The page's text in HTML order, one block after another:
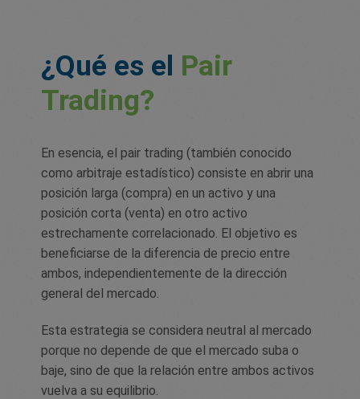
¿Qué es el Pair
Trading?
En esencia, el pair trading (también conocido
como arbitraje estadístico) consiste en abrir una
posición larga (compra) en un activo y una
posición corta (venta) en otro activo
estrechamente correlacionado. El objetivo es
beneficiarse de la diferencia de precio entre
ambos, independientemente de la dirección
general del mercado.
Esta estrategia se considera neutral al mercado
porque no depende de que el mercado suba o
baje, sino de que la relación entre ambos activos
vuelva a su equilibrio.